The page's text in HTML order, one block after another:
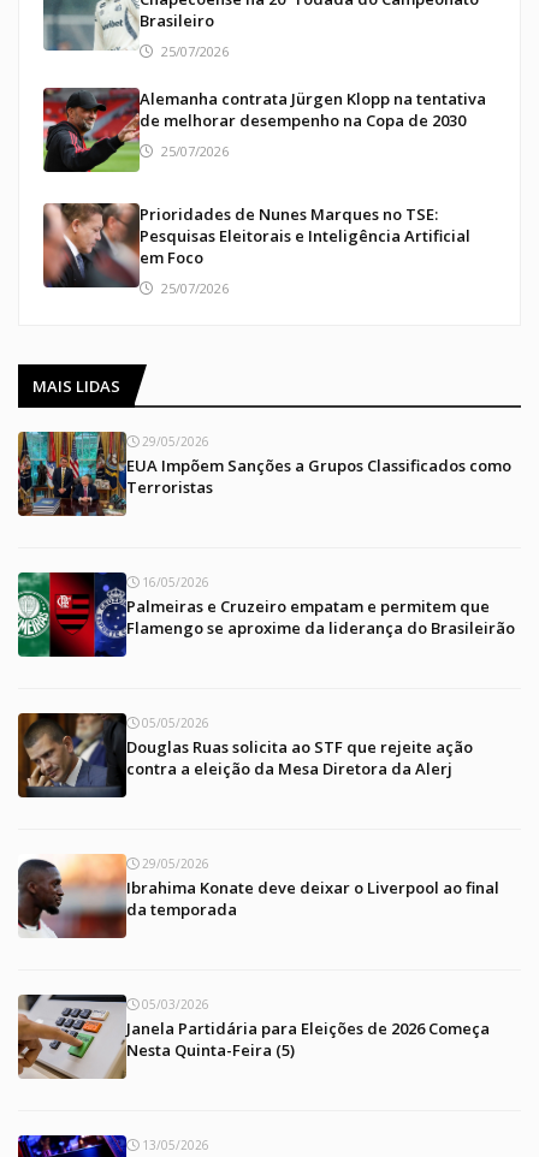
Brasileiro
25/07/2026
Alemanha contrata Jürgen Klopp na tentativa
de melhorar desempenho na Copa de 2030
25/07/2026
Prioridades de Nunes Marques no TSE:
Pesquisas Eleitorais e Inteligência Artificial
em Foco
25/07/2026
MAIS LIDAS
29/05/2026
EUA Impõem Sanções a Grupos Classificados como
Terroristas
16/05/2026
Palmeiras e Cruzeiro empatam e permitem que
Flamengo se aproxime da liderança do Brasileirão
05/05/2026
Douglas Ruas solicita ao STF que rejeite ação
contra a eleição da Mesa Diretora da Alerj
29/05/2026
Ibrahima Konate deve deixar o Liverpool ao final
da temporada
05/03/2026
Janela Partidária para Eleições de 2026 Começa
Nesta Quinta-Feira (5)
13/05/2026